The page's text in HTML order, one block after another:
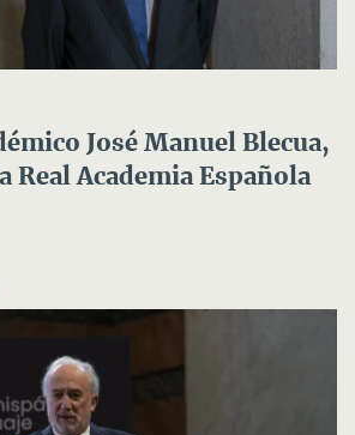
José Manuel Blecua,
Real Academia Española